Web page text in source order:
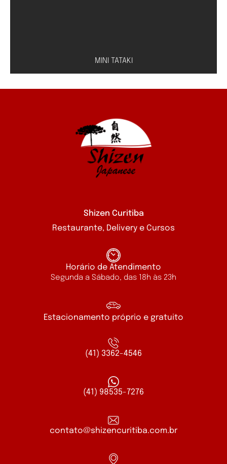
MINI TATAKI
Peixe à escolha (salmão, atum ou peixe branco)
com molho especial de shoyu e limão
Shizen Curitiba
Restaurante, Delivery e Cursos
Horário de Atendimento
Segunda a Sábado, das 18h às 23h
Estacionamento próprio e gratuito
(41) 3362-4546
(41) 98535-7276
contato@shizencuritiba.com.br